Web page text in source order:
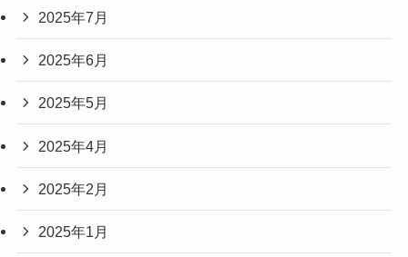
2025年7月
2025年6月
2025年5月
2025年4月
2025年2月
2025年1月